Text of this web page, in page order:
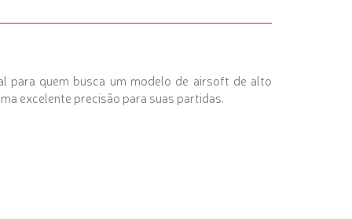
para quem busca um modelo de airsoft de alto
excelente precisão para suas partidas.